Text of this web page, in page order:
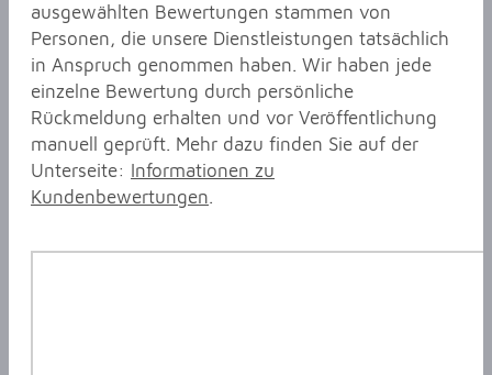
ausgewählten Bewertungen stammen von
Personen, die unsere Dienstleistungen tatsächlich
in Anspruch genommen haben. Wir haben jede
einzelne Bewertung durch persönliche
Rückmeldung erhalten und vor Veröffentlichung
manuell geprüft. Mehr dazu finden Sie auf der
Unterseite: Informationen zu
Kundenbewertungen.